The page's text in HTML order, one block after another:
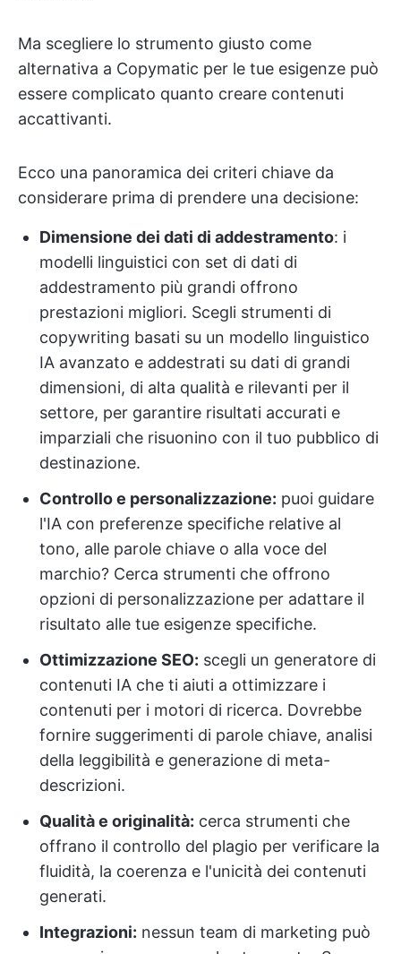
Ma scegliere lo strumento giusto come
alternativa a Copymatic per le tue esigenze può
essere complicato quanto creare contenuti
accattivanti.
Ecco una panoramica dei criteri chiave da
considerare prima di prendere una decisione:
Dimensione dei dati di addestramento: i
modelli linguistici con set di dati di
addestramento più grandi offrono
prestazioni migliori. Scegli strumenti di
copywriting basati su un modello linguistico
IA avanzato e addestrati su dati di grandi
dimensioni, di alta qualità e rilevanti per il
settore, per garantire risultati accurati e
imparziali che risuonino con il tuo pubblico di
destinazione.
Controllo e personalizzazione: puoi guidare
l'IA con preferenze specifiche relative al
tono, alle parole chiave o alla voce del
marchio? Cerca strumenti che offrono
opzioni di personalizzazione per adattare il
risultato alle tue esigenze specifiche.
Ottimizzazione SEO: scegli un generatore di
contenuti IA che ti aiuti a ottimizzare i
contenuti per i motori di ricerca. Dovrebbe
fornire suggerimenti di parole chiave, analisi
della leggibilità e generazione di meta-
descrizioni.
Qualità e originalità: cerca strumenti che
offrano il controllo del plagio per verificare la
fluidità, la coerenza e l'unicità dei contenuti
generati.
Integrazioni: nessun team di marketing può